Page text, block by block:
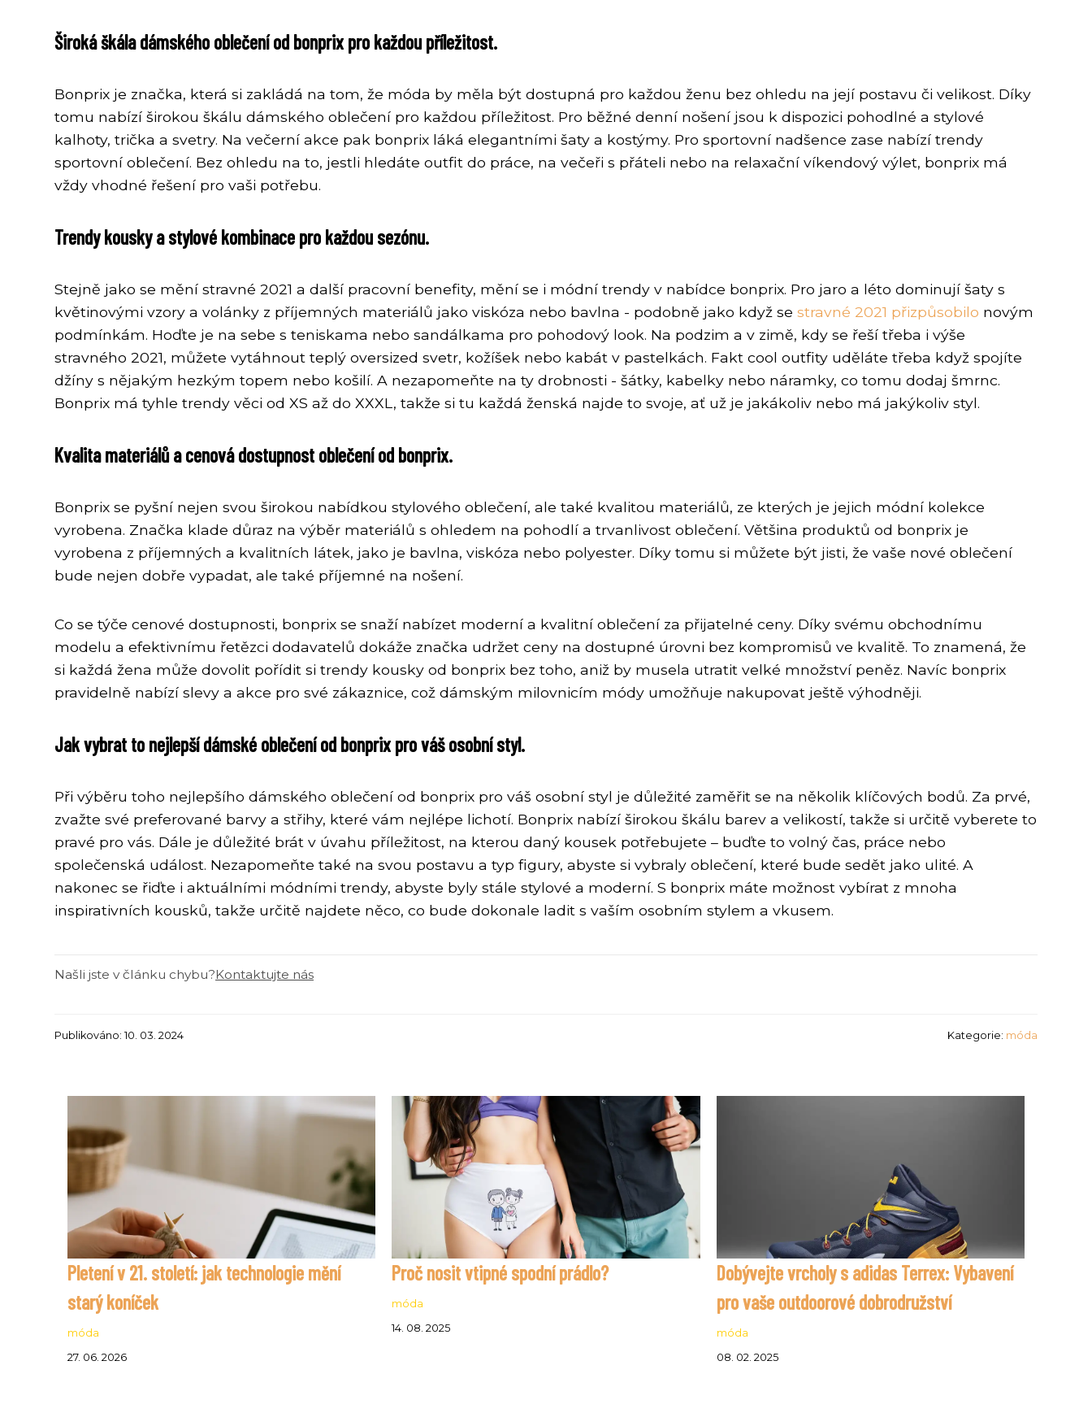
Široká škála dámského oblečení od bonprix pro každou příležitost.
Bonprix je značka, která si zakládá na tom, že móda by měla být dostupná pro každou ženu bez ohledu na její postavu či velikost. Díky
tomu nabízí širokou škálu dámského oblečení pro každou příležitost. Pro běžné denní nošení jsou k dispozici pohodlné a stylové
kalhoty, trička a svetry. Na večerní akce pak bonprix láká elegantními šaty a kostýmy. Pro sportovní nadšence zase nabízí trendy
sportovní oblečení. Bez ohledu na to, jestli hledáte outfit do práce, na večeři s přáteli nebo na relaxační víkendový výlet, bonprix má
vždy vhodné řešení pro vaši potřebu.
Trendy kousky a stylové kombinace pro každou sezónu.
Stejně jako se mění stravné 2021 a další pracovní benefity, mění se i módní trendy v nabídce bonprix. Pro jaro a léto dominují šaty s
květinovými vzory a volánky z příjemných materiálů jako viskóza nebo bavlna - podobně jako když se stravné 2021 přizpůsobilo novým
podmínkám. Hoďte je na sebe s teniskama nebo sandálkama pro pohodový look. Na podzim a v zimě, kdy se řeší třeba i výše
stravného 2021, můžete vytáhnout teplý oversized svetr, kožíšek nebo kabát v pastelkách. Fakt cool outfity uděláte třeba když spojíte
džíny s nějakým hezkým topem nebo košilí. A nezapomeňte na ty drobnosti - šátky, kabelky nebo náramky, co tomu dodaj šmrnc.
Bonprix má tyhle trendy věci od XS až do XXXL, takže si tu každá ženská najde to svoje, ať už je jakákoliv nebo má jakýkoliv styl.
Kvalita materiálů a cenová dostupnost oblečení od bonprix.
Bonprix se pyšní nejen svou širokou nabídkou stylového oblečení, ale také kvalitou materiálů, ze kterých je jejich módní kolekce
vyrobena. Značka klade důraz na výběr materiálů s ohledem na pohodlí a trvanlivost oblečení. Většina produktů od bonprix je
vyrobena z příjemných a kvalitních látek, jako je bavlna, viskóza nebo polyester. Díky tomu si můžete být jisti, že vaše nové oblečení
bude nejen dobře vypadat, ale také příjemné na nošení.
Co se týče cenové dostupnosti, bonprix se snaží nabízet moderní a kvalitní oblečení za přijatelné ceny. Díky svému obchodnímu
modelu a efektivnímu řetězci dodavatelů dokáže značka udržet ceny na dostupné úrovni bez kompromisů ve kvalitě. To znamená, že
si každá žena může dovolit pořídit si trendy kousky od bonprix bez toho, aniž by musela utratit velké množství peněz. Navíc bonprix
pravidelně nabízí slevy a akce pro své zákaznice, což dámským milovnicím módy umožňuje nakupovat ještě výhodněji.
Jak vybrat to nejlepší dámské oblečení od bonprix pro váš osobní styl.
Při výběru toho nejlepšího dámského oblečení od bonprix pro váš osobní styl je důležité zaměřit se na několik klíčových bodů. Za prvé,
zvažte své preferované barvy a střihy, které vám nejlépe lichotí. Bonprix nabízí širokou škálu barev a velikostí, takže si určitě vyberete to
pravé pro vás. Dále je důležité brát v úvahu příležitost, na kterou daný kousek potřebujete – buďte to volný čas, práce nebo
společenská událost. Nezapomeňte také na svou postavu a typ figury, abyste si vybraly oblečení, které bude sedět jako ulité. A
nakonec se řiďte i aktuálními módními trendy, abyste byly stále stylové a moderní. S bonprix máte možnost vybírat z mnoha
inspirativních kousků, takže určitě najdete něco, co bude dokonale ladit s vaším osobním stylem a vkusem.
Našli jste v článku chybu?Kontaktujte nás
Publikováno: 10. 03. 2024 Kategorie: móda
Pletení v 21. století: jak technologie mění
starý koníček
móda
27. 06. 2026
Proč nosit vtipné spodní prádlo?
móda
14. 08. 2025
Dobývejte vrcholy s adidas Terrex: Vybavení
pro vaše outdoorové dobrodružství
móda
08. 02. 2025